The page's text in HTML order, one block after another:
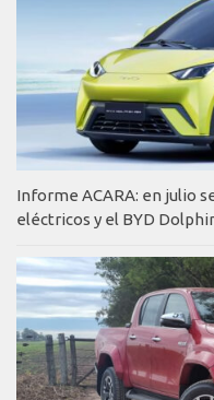
Informe ACARA: en julio
eléctricos y el BYD